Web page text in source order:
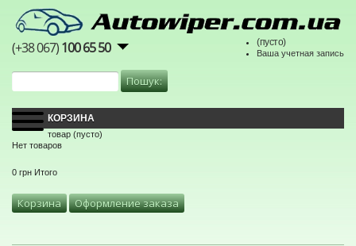
(+38 067)100 65 50 (пусто)
Ваша учетная запись
КОРЗИНА
товар (пусто)
Нет товаров
0 грн Итого
Корзина Оформление заказа